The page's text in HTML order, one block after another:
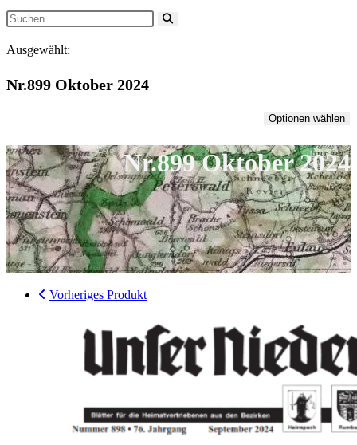
Diese
durchsuchen
Ausgewählt:
Nr.899 Oktober 2024
Optionen wählen
Nr.899 Oktober 2024
Vorheriges Produkt